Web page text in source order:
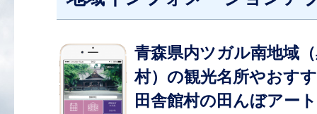
青森県内ツガル南地域
村）の観光名所やおす
田舎館村の田んぼアー